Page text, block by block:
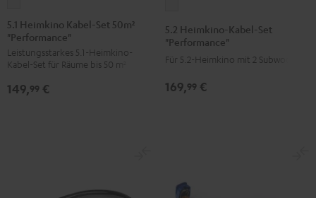
Heimkino
Kabel-
Set
50m²
"Performance"
5.1 Heimkino Kabel-Set 50m²
"Performance"
Leistungsstarkes 5.1-Heimkino-
Kabel-Set für Räume bis 50 m²
149,99 €
Heimkino-
Kabel-
Set
Weiß
5.2 Heimkino-Kabel-Set
"Performance"
Für 5.2-Heimkino mit 2 Subwoofern
169,99 €